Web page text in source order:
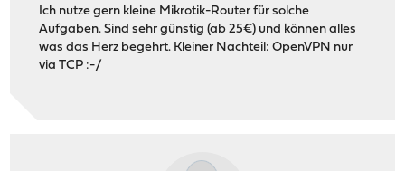
Ich nutze gern kleine Mikrotik-Router für solche
Aufgaben. Sind sehr günstig (ab 25€) und können alles
was das Herz begehrt. Kleiner Nachteil: OpenVPN nur
via TCP :-/